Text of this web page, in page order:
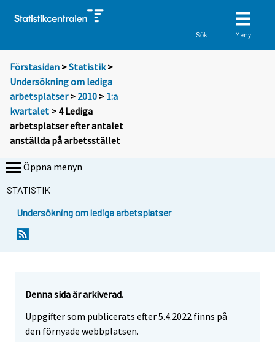
Sök Meny
Förstasidan >Statistik >
Undersökning om lediga
arbetsplatser> 2010 > 1:a
kvartalet > 4 Lediga
arbetsplatser efter antalet
anställda på arbetsstället
Öppna menyn
STATISTIK
Undersökning om lediga arbetsplatser
Denna sida är arkiverad.
Uppgifter som publicerats efter 5.4.2022 finns på
den förnyade webbplatsen.